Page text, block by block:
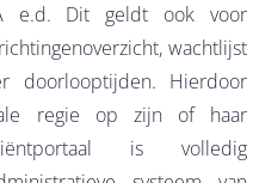
e.d. Dit geldt ook voor
wachtlijst
doorlooptijden. Hierdoor
regie op zijn of haar
is volledig